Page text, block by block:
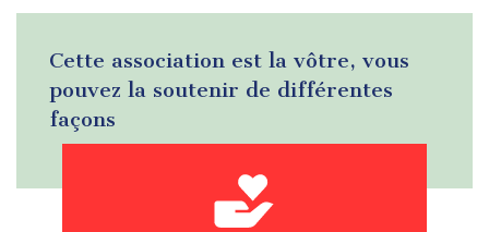
Cette association est la vôtre, vous
pouvez la soutenir de différentes
façons